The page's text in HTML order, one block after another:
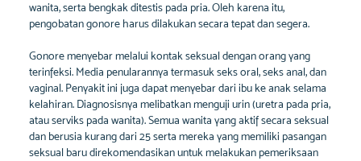
wanita, serta bengkak ditestis pada pria. Oleh karena itu,
pengobatan gonore harus dilakukan secara tepat dan segera.
Gonore menyebar melalui kontak seksual dengan orang yang
terinfeksi. Media penularannya termasuk seks oral, seks anal, dan
vaginal. Penyakit ini juga dapat menyebar dari ibu ke anak selama
kelahiran. Diagnosisnya melibatkan menguji urin (uretra pada pria,
atau serviks pada wanita). Semua wanita yang aktif secara seksual
dan berusia kurang dari 25 serta mereka yang memiliki pasangan
seksual baru direkomendasikan untuk melakukan pemeriksaan